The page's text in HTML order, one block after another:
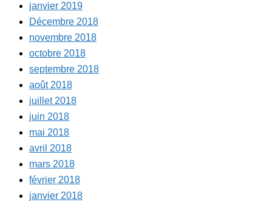
janvier 2019
Décembre 2018
novembre 2018
octobre 2018
septembre 2018
août 2018
juillet 2018
juin 2018
mai 2018
avril 2018
mars 2018
février 2018
janvier 2018